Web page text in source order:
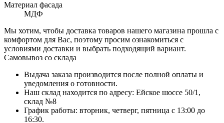
Материал фасада
МДФ
Мы хотим, чтобы доставка товаров нашего магазина прошла с
комфортом для Вас, поэтому просим ознакомиться с
условиями доставки и выбрать подходящий вариант.
Самовывоз со склада
Выдача заказа производится после полной оплаты и
уведомления о готовности.
Наш склад находится по адресу: Ейское шоссе 50/1,
склад №8
График работы: вторник, четверг, пятница с 13:00 до
16:30.